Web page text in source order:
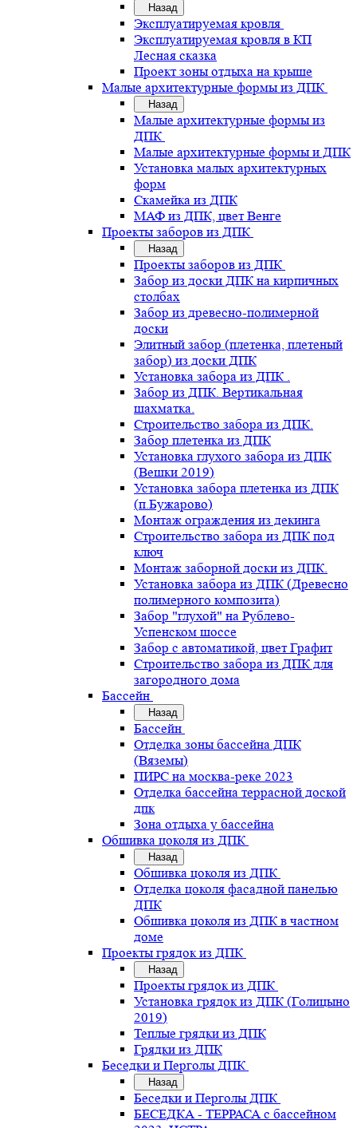
Назад
Эксплуатируемая кровля
Эксплуатируемая кровля в КП
Лесная сказка
Проект зоны отдыха на крыше
Малые архитектурные формы из ДПК
Назад
Малые архитектурные формы из
ДПК
Малые архитектурные формы и ДПК
Установка малых архитектурных
форм
Скамейка из ДПК
МАФ из ДПК, цвет Венге
Проекты заборов из ДПК
Назад
Проекты заборов из ДПК
Забор из доски ДПК на кирпичных
столбах
Забор из древесно-полимерной
доски
Элитный забор (плетенка, плетеный
забор) из доски ДПК
Установка забора из ДПК .
Забор из ДПК. Вертикальная
шахматка.
Строительство забора из ДПК.
Забор плетенка из ДПК
Установка глухого забора из ДПК
(Вешки 2019)
Установка забора плетенка из ДПК
(п.Бужарово)
Монтаж ограждения из декинга
Строительство забора из ДПК под
ключ
Монтаж заборной доски из ДПК.
Установка забора из ДПК (Древесно
полимерного композита)
Забор "глухой" на Рублево-
Успенском шоссе
Забор с автоматикой, цвет Графит
Строительство забора из ДПК для
загородного дома
Бассейн
Назад
Бассейн
Отделка зоны бассейна ДПК
(Вяземы)
ПИРС на москва-реке 2023
Отделка бассейна террасной доской
дпк
Зона отдыха у бассейна
Обшивка цоколя из ДПК
Назад
Обшивка цоколя из ДПК
Отделка цоколя фасадной панелью
ДПК
Обшивка цоколя из ДПК в частном
доме
Проекты грядок из ДПК
Назад
Проекты грядок из ДПК
Установка грядок из ДПК (Голицыно
2019)
Теплые грядки из ДПК
Грядки из ДПК
Беседки и Перголы ДПК
Назад
Беседки и Перголы ДПК
БЕСЕДКА - ТЕРРАСА с бассейном